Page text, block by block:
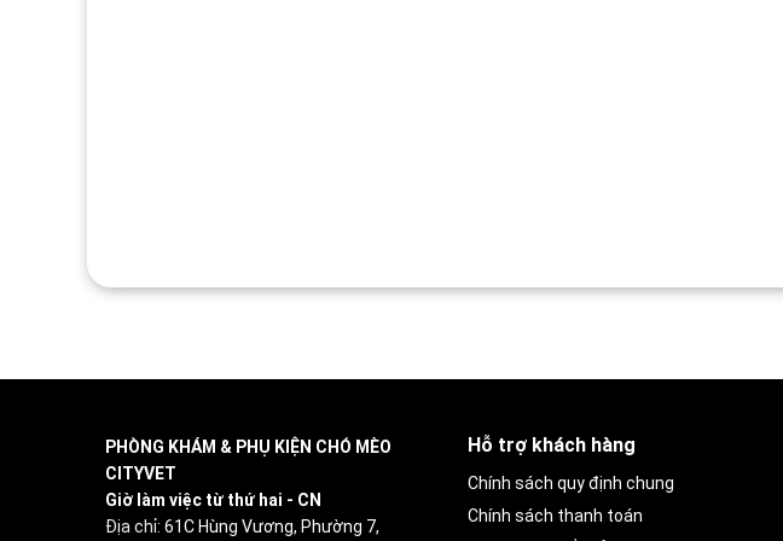
PHÒNG KHÁM & PHỤ KIỆN CHÓ MÈO
CITYVET
Giờ làm việc từ thứ hai - CN
Địa chỉ: 61C Hùng Vương, Phường 7,
Hỗ trợ khách hàng
Chính sách quy định chung
Chính sách thanh toán